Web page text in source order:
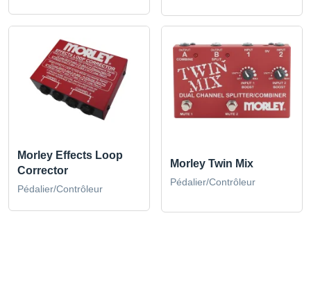
Morley Effects Loop
Corrector
Pédalier/Contrôleur
Morley Twin Mix
Pédalier/Contrôleur